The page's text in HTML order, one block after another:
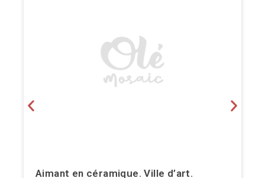
Castellón de la Plana
Gijón
Aimant en céramique. Ville d’art.